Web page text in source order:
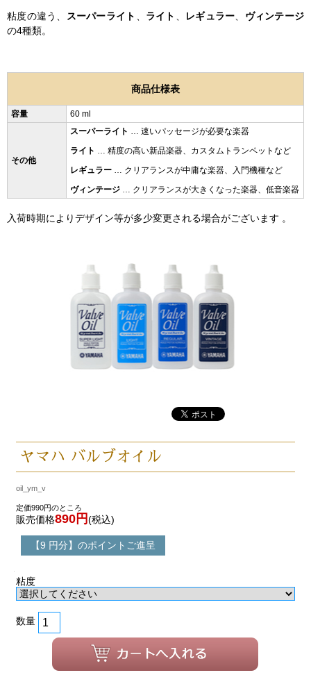
粘度の違う、 スーパーライト ライト レギュラー
ヴィンテージ
の4種類。
商品仕様表
容量 60 ml
その他
スーパーライト
… 速いパッセージが必要な楽器
ライト
… 精度の高い新品楽器、カスタムトランペットなど
レギュラー
… クリアランスが中庸な楽器、入門機種など
ヴィンテージ
… クリアランスが大きくなった楽器、低音楽器
入荷時期によりデザイン等が多少変更される場合がございます 。
ヤマハ バルブオイル
oil_ym_v
定価990円のところ
販売価格890円(税込)
【9 円分】のポイントご進呈
粘度
数量